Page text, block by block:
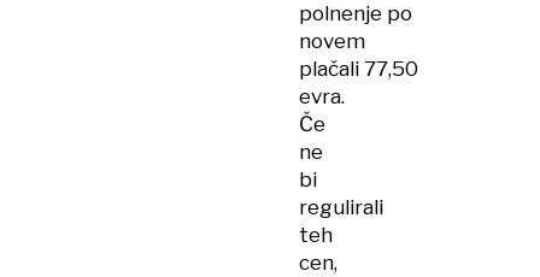
polnenje po
novem
plačali 77,50
evra.
Če
ne
bi
regulirali
teh
cen,